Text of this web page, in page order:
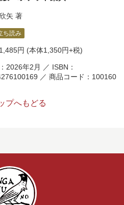
矢 著
ち読み
1,485円 (本体1,350円+税)
2026年2月 ／ ISBN：
／ 商品コード：100160
プへもどる